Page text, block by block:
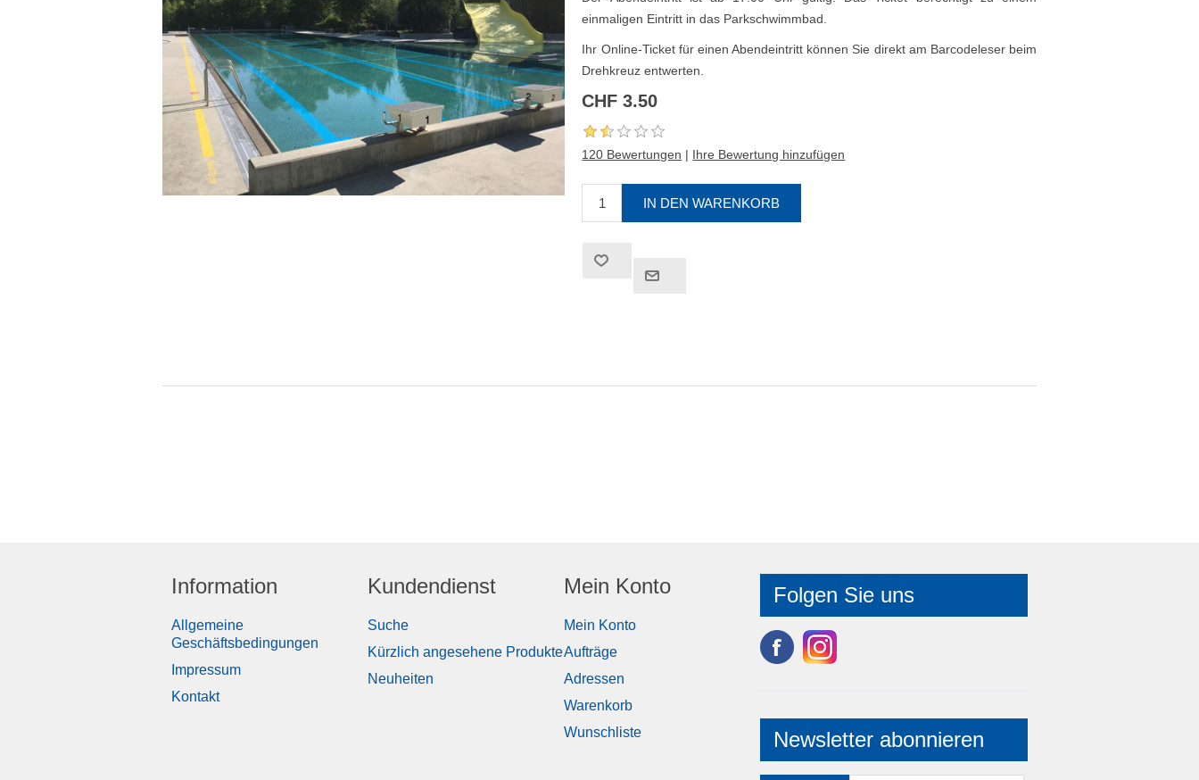
einmaligen Eintritt in das Parkschwimmbad.
Ihr Online-Ticket für einen Abendeintritt können Sie direkt am Barcodeleser beim
Drehkreuz entwerten.
CHF 3.50
120 Bewertungen | Ihre Bewertung hinzufügen
Information
Allgemeine
Geschäftsbedingungen
Impressum
Kontakt
Kundendienst
Suche
Kürzlich angesehene Produkte
Neuheiten
Mein Konto
Mein Konto
Aufträge
Adressen
Warenkorb
Wunschliste
Folgen Sie uns
Newsletter abonnieren